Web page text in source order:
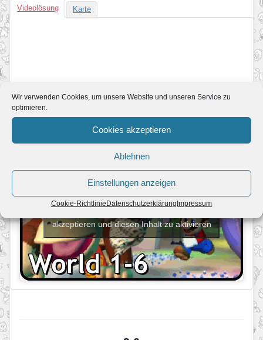
Wir verwenden Cookies, um unsere Website und unseren Service zu
optimieren.
Cookies akzeptieren
Ablehnen
Einstellungen anzeigen
Cookie-RichtlinieDatenschutzerklärungImpressum
Videolösung Karte
akzeptieren und diesen Inhalt zu aktivieren